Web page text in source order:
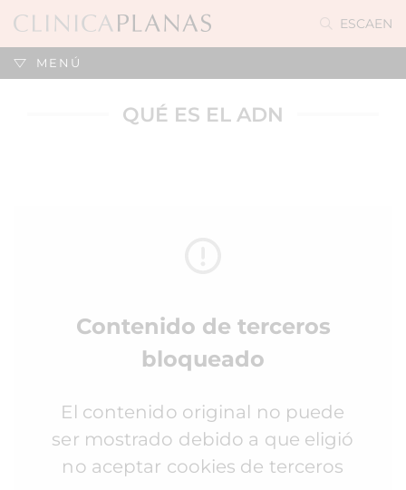
ESCAEN
MENÚ
QUÉ ES EL ADN
Contenido de terceros
bloqueado
El contenido original no puede
ser mostrado debido a que eligió
no aceptar cookies de terceros